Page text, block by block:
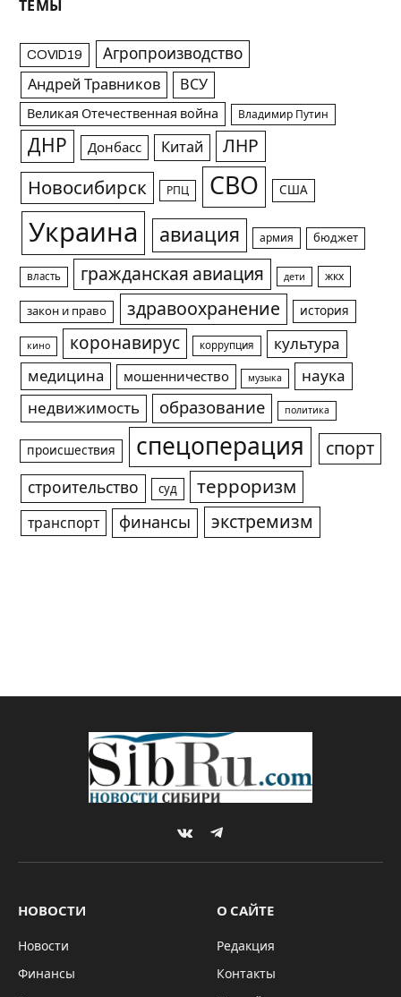
ТЕМЫ
COVID19 Агропроизводство
Андрей Травников ВСУ
Великая Отечественная война Владимир Путин
ДНР Донбасс Китай ЛНР
Новосибирск РПЦ СВО США
Украина авиация армия бюджет
власть гражданская авиация дети жкх
закон и право здравоохранение история
кино коронавирус коррупция
культура
медицина
мошенничество музыка
наука
недвижимость
образование политика
происшествия спецоперация спорт
строительство суд терроризм
транспорт финансы экстремизм
VKontakteTelegram
НОВОСТИ
Новости
Финансы
О САЙТЕ
Редакция
Контакты